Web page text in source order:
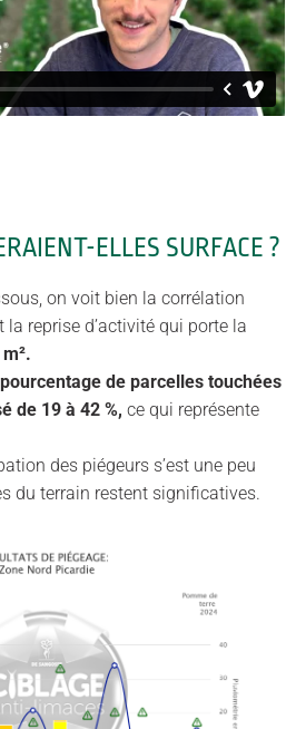
ELLES SURFACE ?
on voit bien la corrélation
reprise d’activité qui porte la
de parcelles touchées
de 19 à 42 %, ce qui représente
des piégeurs s’est une peu
du terrain restent significatives.